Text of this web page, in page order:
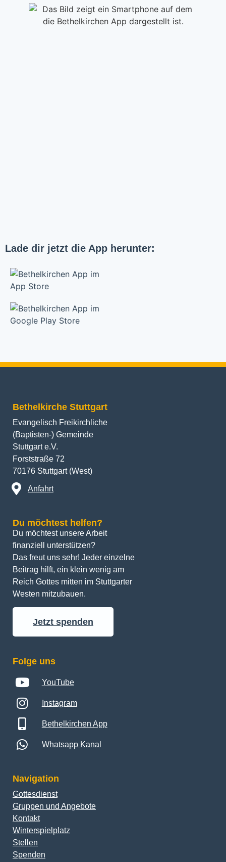
Lade dir jetzt die App herunter:
Bethelkirche Stuttgart
Evangelisch Freikirchliche
(Baptisten-) Gemeinde
Stuttgart e.V.
Forststraße 72
70176 Stuttgart (West)
Anfahrt
Du möchtest helfen?
Du möchtest unsere Arbeit
finanziell unterstützen?
Das freut uns sehr! Jeder einzelne
Beitrag hilft, ein klein wenig am
Reich Gottes mitten im Stuttgarter
Westen mitzubauen.
Jetzt spenden
Folge uns
YouTube
Instagram
Bethelkirchen App
Whatsapp Kanal
Navigation
Gottesdienst
Gruppen und Angebote
Kontakt
Winterspielplatz
Stellen
Spenden